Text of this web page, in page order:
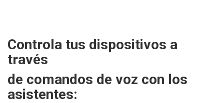
Controla tus dispositivos a
través
de comandos de voz con los
asistentes: